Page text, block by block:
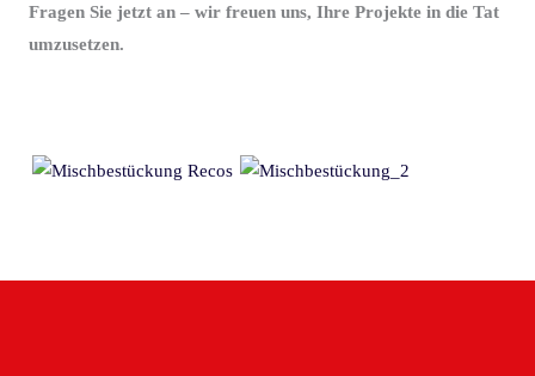
Fragen Sie jetzt an – wir freuen uns, Ihre Projekte in die Tat
umzusetzen.